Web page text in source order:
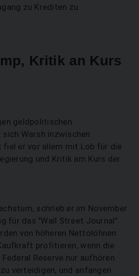
zu Krediten zu
Kritik an Kurs
geldpolitischen
sich Warsh inzwischen
er vor allem mit Lob für die
und Kritik am Kurs der
schrieb er im November
für das "Wall Street Journal".
von höheren Nettolöhnen
profitieren, wenn die
Reserve nur aufhören
verteidigen, und anfangen